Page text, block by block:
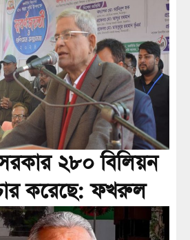
সরকার ২৮০ বিলিয়ন
করেছে: ফখরুল